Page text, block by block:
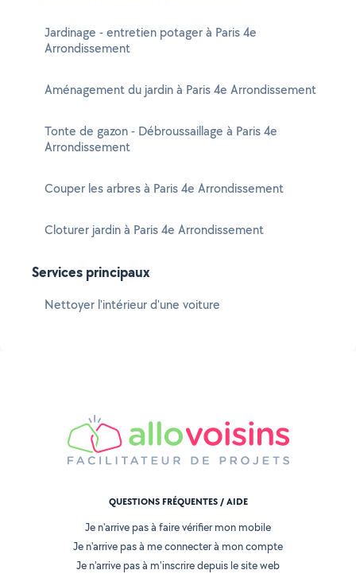
Jardinage - entretien potager à Paris 4e
Arrondissement
Aménagement du jardin à Paris 4e Arrondissement
Tonte de gazon - Débroussaillage à Paris 4e
Arrondissement
Couper les arbres à Paris 4e Arrondissement
Cloturer jardin à Paris 4e Arrondissement
Services principaux
Nettoyer l'intérieur d'une voiture
QUESTIONS FRÉQUENTES / AIDE
Je n'arrive pas à faire vérifier mon mobile
Je n'arrive pas à me connecter à mon compte
Je n'arrive pas à m'inscrire depuis le site web